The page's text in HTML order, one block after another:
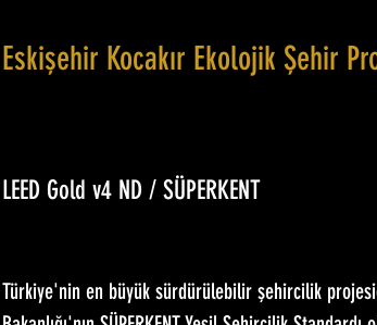
Eskişehir Kocakır Ekolojik Şehir
LEED Gold v4 ND / SÜPERKENT
Türkiye'nin en büyük sürdürülebilir şehircilik